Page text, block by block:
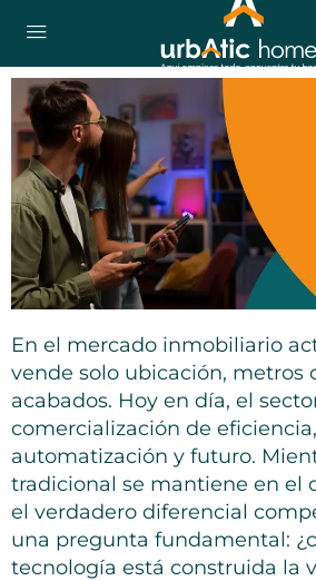
En el mercado inmobiliario
vende solo ubicación, metros
acabados. Hoy en día, el
comercialización de
automatización y futuro.
tradicional se mantiene en el
el verdadero diferencial
una pregunta fundamental:
tecnología está construida la